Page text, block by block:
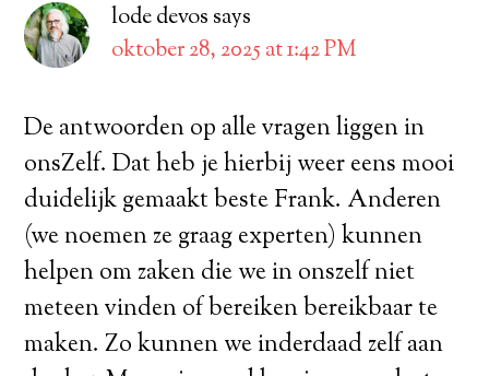
lode devos says
oktober 28, 2025 at 1:42 PM
De antwoorden op alle vragen liggen in
onsZelf. Dat heb je hierbij weer eens mooi
duidelijk gemaakt beste Frank. Anderen
(we noemen ze graag experten) kunnen
helpen om zaken die we in onszelf niet
meteen vinden of bereiken bereikbaar te
maken. Zo kunnen we inderdaad zelf aan